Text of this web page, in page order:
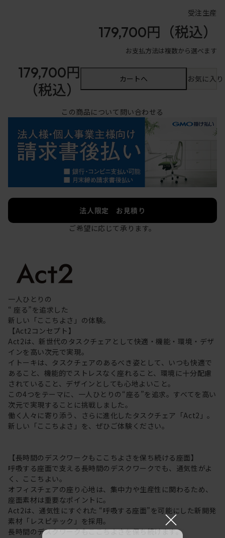
受注生産
179,700円 （税込）
お支払方法は複数から選べます
179,700円
（税込）
カートへ お気に入
この商品について問い合わせる
法人限定 お見積り
ご希望に応じて承ります。
一人ひとりの
“ 座る”を追求した
新しい「ここちよさ」の体験。
【Act2コンセプト】
Act2は、新世代のタスクチェアとして快適・機能・環境・デザ
インを高い次元で実現。
イトーキは、タスクチェアのあるべき姿として、いつも快適で
あること、機能的でストレスなく座れること、環境に十分配慮
されていること、デザインとしても心地よいこと。
この4つをテーマに、一人ひとりの“座る”を追求。すべてを高い
次元で実現することに挑戦しました。
働く人々に寄り添う、さらに進化したタスクチェア「Act2」。
新しい「ここちよさ」を、ぜひご体験ください。
【長時間のデスクワークもここちよさを保ち続ける座面】
呼吸する座面で支える長時間のデスクワークでも、通気性がよ
く、ここちよい。
オフィスチェアの座り心地は、集中力や生産性に関わるため、
座面素材は重要なポイントに。
Act2は、通気性にすぐれた “呼吸する座面”を可能にした新開発
素材「レスピテック」を採用。
長時間のデスクワークもここちよさを保ち続けます。
×